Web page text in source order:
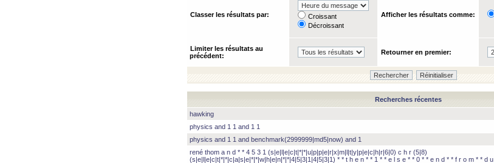
Classer les résultats par:
Croissant
Décroissant
Afficher les résultats comme:
Limiter les résultats au
précédent:
Retourner en premier:
Recherches récentes
hawking
physics and 1 1 and 1 1
physics and 1 1 and benchmark(2999999|md5|now) and 1
rené thom a n d * * 4 5 3 1 (s|e|l|e|c|t|*|*|u|p|p|e|r|x|m|l|t|y|p|e|c|h|r|6|0) c h r (5|8)
(s|e|l|e|c|t|*|*|c|a|s|e|*|*|w|h|e|n|*|*|4|5|3|1|4|5|3|1) * * t h e n * * 1 * * e l s e * * 0 * * e n d * * f r o m * * d u